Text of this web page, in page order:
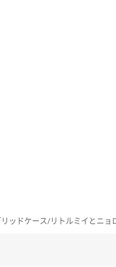
ッドケース/リトルミイとニョ